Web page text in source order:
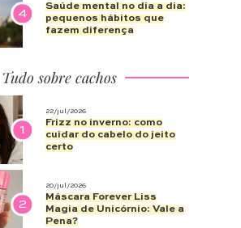
4
Saúde mental no dia a dia:
pequenos hábitos que
fazem diferença
Tudo sobre cachos
1
22/jul/2026
Frizz no inverno: como
cuidar do cabelo do jeito
certo
2
20/jul/2026
Máscara Forever Liss
Magia de Unicórnio: Vale a
Pena?